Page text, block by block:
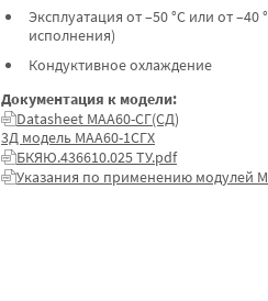
Эксплуатация от –50 °C или от –40
исполнения)
Кондуктивное охлаждение
Документация к модели:
Datasheet МАА60-СГ(СД)
3Д модель МАА60-1СГХ
БКЯЮ.436610.025 ТУ.pdf
Указания по применению модулей